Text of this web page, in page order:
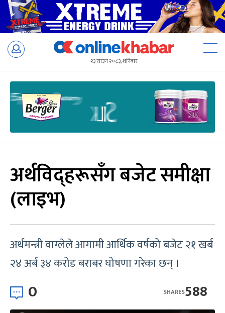
Skip
२३ साउन २०८३, शनिबार
अर्थविद्हरूसँग बजेट समीक्षा
(लाइभ)
अर्थमन्त्री वाग्लेले आगामी आर्थिक वर्षको बजेट २१ खर्ब
२४ अर्ब ३४ करोड बराबर घोषणा गरेका छन् ।
0 588
SHARES